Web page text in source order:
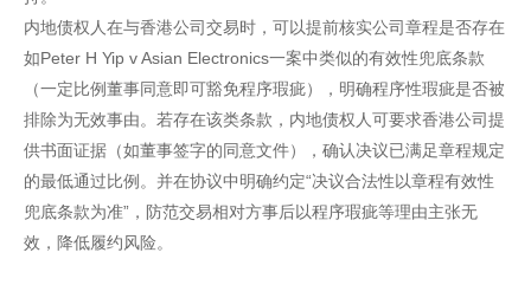
内地债权人在与香港公司交易时，可以提前核实公司章程是否存在
如Peter H Yip v Asian Electronics一案中类似的有效性兜底条款
（一定比例董事同意即可豁免程序瑕疵），明确程序性瑕疵是否被
排除为无效事由。若存在该类条款，内地债权人可要求香港公司提
供书面证据（如董事签字的同意文件），确认决议已满足章程规定
的最低通过比例。并在协议中明确约定“决议合法性以章程有效性
兜底条款为准”，防范交易相对方事后以程序瑕疵等理由主张无
效，降低履约风险。